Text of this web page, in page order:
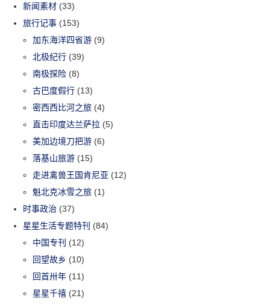
新闻素材 (33)
旅行记事 (153)
加东海洋四省游 (9)
北极纪行 (39)
南极探险 (8)
古巴度假行 (13)
密西西比河之旅 (4)
直击印度达兰萨拉 (5)
美加边境刀把游 (6)
落基山旅游 (15)
走进禽兽王国肯尼亚 (12)
魁北克冰雪之旅 (1)
时事政治 (37)
星星生活专题特刊 (84)
中国专刊 (12)
回望故乡 (10)
回首卅年 (11)
星星千禧 (21)